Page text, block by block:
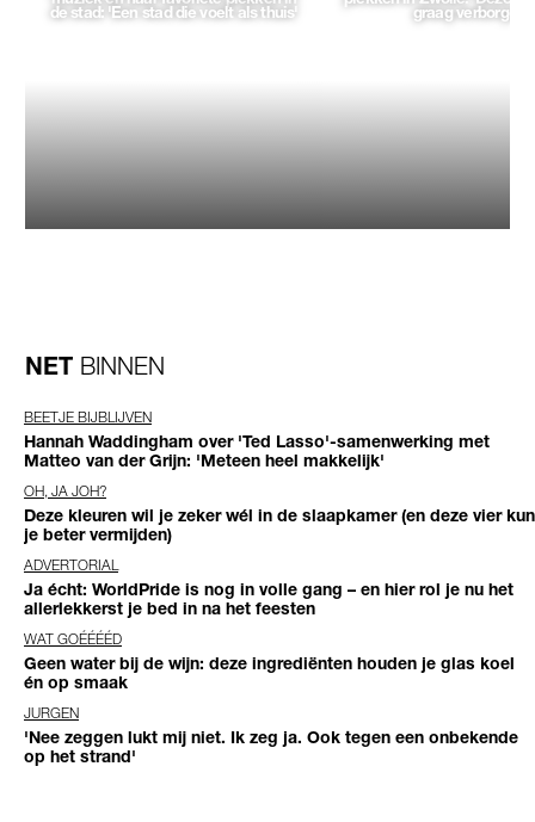
de stad: 'Een stad die voelt als thuis' graag verborgen'
NET BINNEN
BEETJE BIJBLIJVEN
Hannah Waddingham over 'Ted Lasso'-samenwerking met
Matteo van der Grijn: 'Meteen heel makkelijk'
OH, JA JOH?
Deze kleuren wil je zeker wél in de slaapkamer (en deze vier kun
je beter vermijden)
ADVERTORIAL
Ja écht: WorldPride is nog in volle gang – en hier rol je nu het
allerlekkerst je bed in na het feesten
WAT GOÉÉÉÉD
Geen water bij de wijn: deze ingrediënten houden je glas koel
én op smaak
JURGEN
'Nee zeggen lukt mij niet. Ik zeg ja. Ook tegen een onbekende
op het strand'